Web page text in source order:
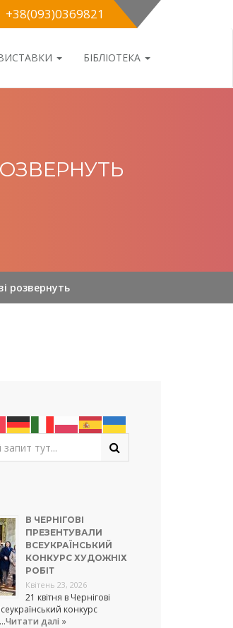
+38(093)0369821
БІБЛІОТЕКА
розвернуть
В ЧЕРНІГОВІ
ПРЕЗЕНТУВАЛИ
ВСЕУКРАЇНСЬКИЙ
КОНКУРС ХУДОЖНІХ
РОБІТ
Квітень 23, 2026
21 квітня в Чернігові
конкурс
Читати далі »